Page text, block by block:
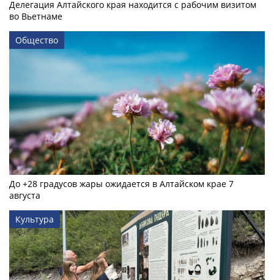
Делегация Алтайского края находится с рабочим визитом
во Вьетнаме
Общество
До +28 градусов жары ожидается в Алтайском крае 7
августа
Культура